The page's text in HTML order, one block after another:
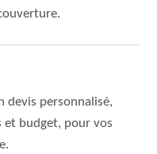
devis personnalisé,
et budget, pour vos